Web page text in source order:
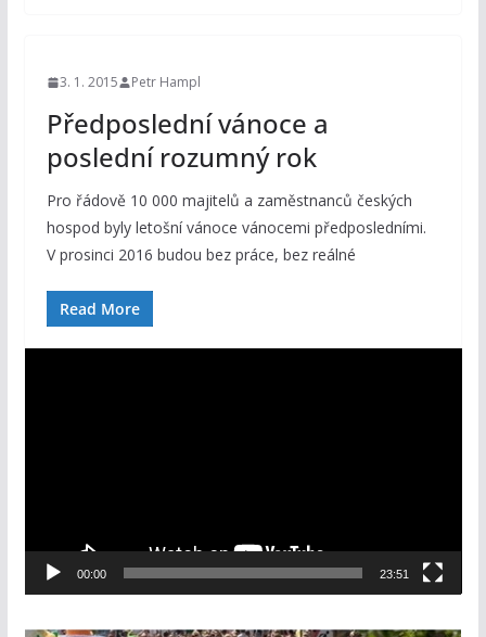
3. 1. 2015 Petr Hampl
Předposlední vánoce a
poslední rozumný rok
Pro řádově 10 000 majitelů a zaměstnanců českých
hospod byly letošní vánoce vánocemi předposledními.
V prosinci 2016 budou bez práce, bez reálné
Read More
e
á
00:00 23:51